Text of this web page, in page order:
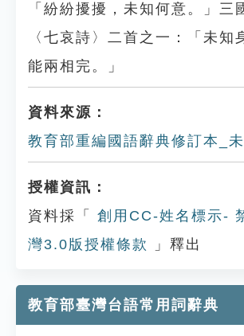
「紛紛擾擾，未知何意。」三
〈七哀詩〉二首之一：「未知
能兩相完。」
資料來源：
教育部重編國語辭典修訂本_
授權資訊：
資料採「
創用CC-姓名標示-
灣3.0版授權條款
」釋出
教育部臺灣台語常用詞辭典